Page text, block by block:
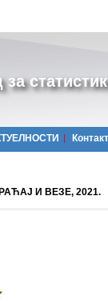
Контакт
И ВЕЗЕ, 2021.